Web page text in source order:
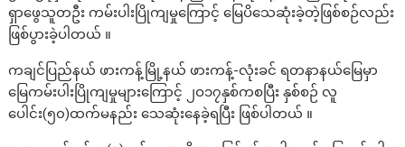
ရှာဖွေသူတဦး ကမ်းပါးပြိုကျမှုကြောင့် မြေပိသေဆုံးခဲ့တဲ့ဖြစ်စဉ်လည်း
ဖြစ်ပွားခဲ့ပါတယ် ။
ကချင်ပြည်နယ် ဖားကန့်မြို့နယ် ဖားကန့်-လုံးခင် ရတနာနယ်မြေမှာ
မြေကမ်းပါးပြိုကျမှုများကြောင့် ၂ဝ၁၇နှစ်ကစပြီး နှစ်စဉ် လူ
ပေါင်း(၅၀)ထက်မနည်း သေဆုံးနေခဲ့ရပြီး ဖြစ်ပါတယ် ။